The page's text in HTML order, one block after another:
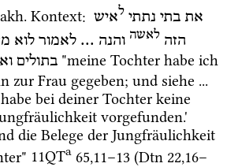
Kontext: את בתי נתתי לאיש
הזה לאשה והנה ... לאמור לוא
בתולים "meine Tochter habe ich
zur Frau gegeben; und siehe ...
bei deiner Tochter keine
vorgefunden.'
die Belege der Jungfräulichkeit
11QTa 65,11–13 (Dtn 22,16–